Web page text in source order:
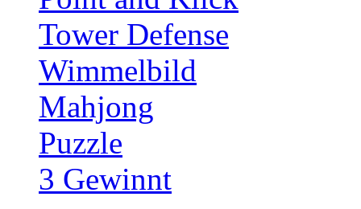
Tower Defense
Wimmelbild
Mahjong
Puzzle
3 Gewinnt